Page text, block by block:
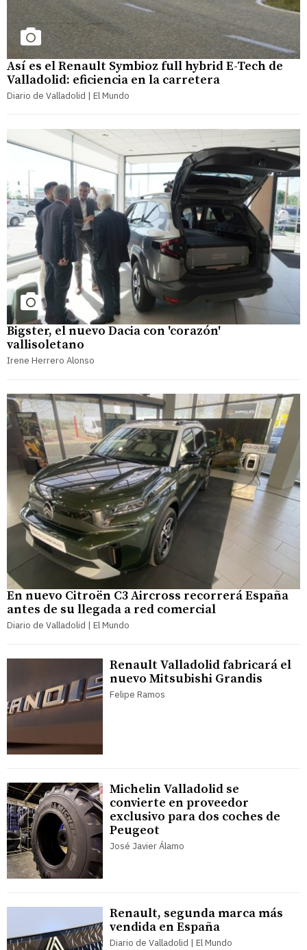
Así es el Renault Symbioz full hybrid E-Tech de
Valladolid: eficiencia en la carretera
Diario de Valladolid | El Mundo
Bigster, el nuevo Dacia con 'corazón'
vallisoletano
Irene Herrero Alonso
En nuevo Citroën C3 Aircross recorrerá España
antes de su llegada a red comercial
Diario de Valladolid | El Mundo
Renault Valladolid fabricará el
nuevo Mitsubishi Grandis
Felipe Ramos
Michelin Valladolid se
convierte en proveedor
exclusivo para dos coches de
Peugeot
José Javier Álamo
Renault, segunda marca más
vendida en España
Diario de Valladolid | El Mundo